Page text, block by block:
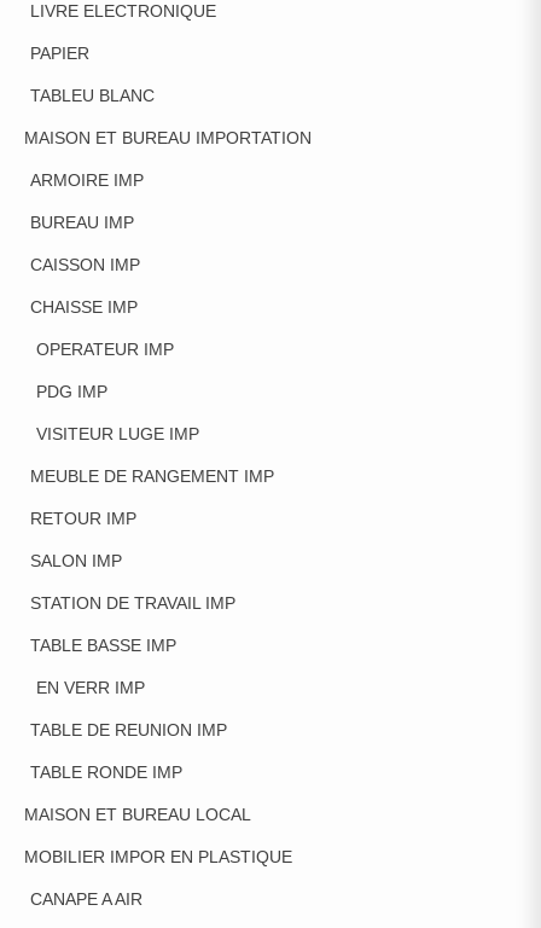
LIVRE ELECTRONIQUE
PAPIER
TABLEU BLANC
MAISON ET BUREAU IMPORTATION
ARMOIRE IMP
BUREAU IMP
CAISSON IMP
CHAISSE IMP
OPERATEUR IMP
PDG IMP
VISITEUR LUGE IMP
MEUBLE DE RANGEMENT IMP
RETOUR IMP
SALON IMP
STATION DE TRAVAIL IMP
TABLE BASSE IMP
EN VERR IMP
TABLE DE REUNION IMP
TABLE RONDE IMP
MAISON ET BUREAU LOCAL
MOBILIER IMPOR EN PLASTIQUE
CANAPE A AIR